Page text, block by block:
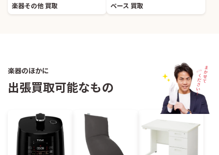
楽器その他 買取 ベース 買取
楽器のほかに
出張買取可能なもの